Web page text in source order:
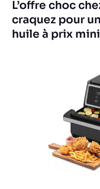
L’offre choc
craquez pour
huile à prix mini